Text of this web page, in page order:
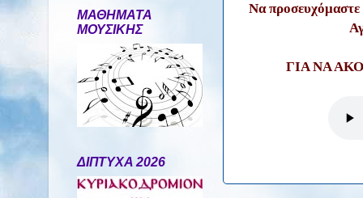
Να προσευχόμαστε
ΓΙΑ ΝΑ
ΜΑΘΗΜΑΤΑ
ΜΟΥΣΙΚΗΣ
ΔΙΠΤΥΧΑ 2026